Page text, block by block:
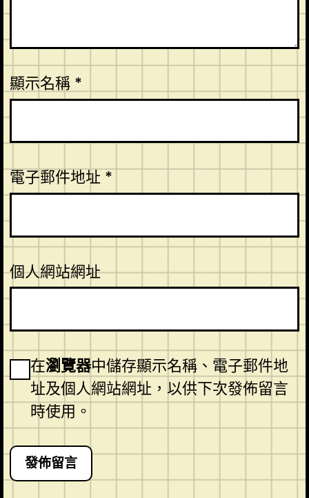
顯示名稱 *
電子郵件地址 *
個人網站網址
在瀏覽器中儲存顯示名稱、電子郵件地
址及個人網站網址，以供下次發佈留言
時使用。